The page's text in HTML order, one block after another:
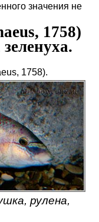
значения не
1758)
1758).
рулена,